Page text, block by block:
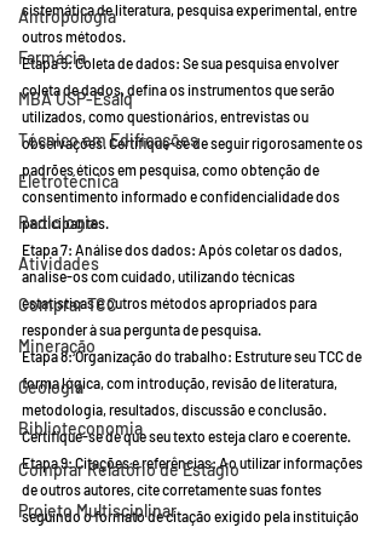
Antropologia
Farmácia
MBA USP-Esalq
Técnico em Edificações
Eletrotécnica
Radiologia
Atividades
Comprar TCC
Mineração
Geologia
Biblioteconomia
Comprar Relatório de Estágio
Projeto Multisciplinar
sistemática de literatura, pesquisa experimental, entre
outros métodos.
Etapa 5: Coleta de dados: Se sua pesquisa envolver
coleta de dados, defina os instrumentos que serão
utilizados, como questionários, entrevistas ou
observações. Certifique-se de seguir rigorosamente os
padrões éticos em pesquisa, como obtenção de
consentimento informado e confidencialidade dos
participantes.
Etapa 7: Análise dos dados: Após coletar os dados,
analise-os com cuidado, utilizando técnicas
estatísticas e outros métodos apropriados para
responder à sua pergunta de pesquisa.
Etapa 8: Organização do trabalho: Estruture seu TCC de
forma lógica, com introdução, revisão de literatura,
metodologia, resultados, discussão e conclusão.
Certifique-se de que seu texto esteja claro e coerente.
Etapa 9: Citações e referências: Ao utilizar informações
de outros autores, cite corretamente suas fontes
seguindo o formato de citação exigido pela instituição